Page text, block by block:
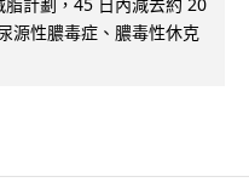
源性膿毒症、膿毒性休克